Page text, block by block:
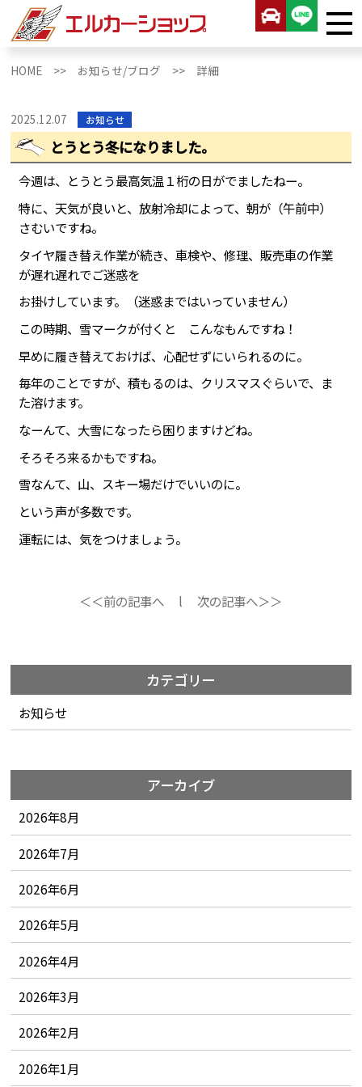
HOME >> お知らせ/ブログ >> 詳細
2025.12.07 お知らせ
とうとう冬になりました。
今週は、とうとう最高気温１桁の日がでましたねー。
特に、天気が良いと、放射冷却によって、朝が（午前中）
さむいですね。
タイヤ履き替え作業が続き、車検や、修理、販売車の作業
が遅れ遅れでご迷惑を
お掛けしています。（迷惑まではいっていません）
この時期、雪マークが付くと こんなもんですね！
早めに履き替えておけば、心配せずにいられるのに。
毎年のことですが、積もるのは、クリスマスぐらいで、ま
た溶けます。
なーんて、大雪になったら困りますけどね。
そろそろ来るかもですね。
雪なんて、山、スキー場だけでいいのに。
という声が多数です。
運転には、気をつけましょう。
＜＜前の記事へ l 次の記事へ＞＞
カテゴリー
お知らせ
アーカイブ
2026年8月
2026年7月
2026年6月
2026年5月
2026年4月
2026年3月
2026年2月
2026年1月